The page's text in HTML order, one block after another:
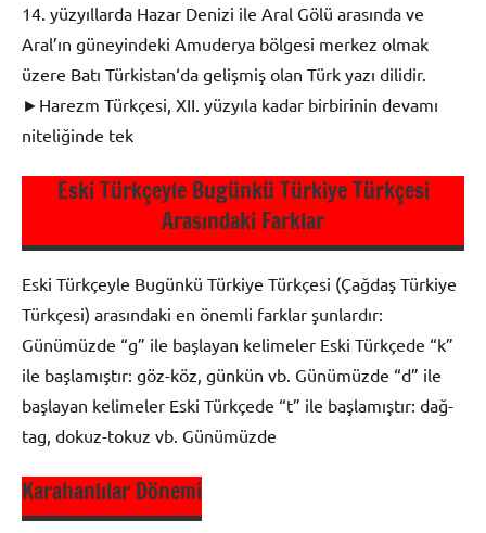
14. yüzyıllarda Hazar Denizi ile Aral Gölü arasında ve
Aral’ın güneyindeki Amuderya bölgesi merkez olmak
üzere Batı Türkistan‘da gelişmiş olan Türk yazı dilidir.
►Harezm Türkçesi, XII. yüzyıla kadar birbirinin devamı
niteliğinde tek
Dil ve
Eski Türkçeyle Bugünkü Türkiye Türkçesi
Arasındaki Farklar
Eski Türkçeyle Bugünkü Türkiye Türkçesi (Çağdaş Türkiye
Türkçesi) arasındaki en önem­li farklar şunlardır:
Günümüzde “g” ile başlayan kelimeler Eski Türkçede “k”
ile başlamıştır: göz-köz, gün­kün vb. Günümüzde “d” ile
başlayan kelimeler Eski Türkçede “t” ile başlamıştır: dağ-
tag, dokuz-tokuz vb. Günümüzde
9. Sınıf
Karahanlılar Dönemi